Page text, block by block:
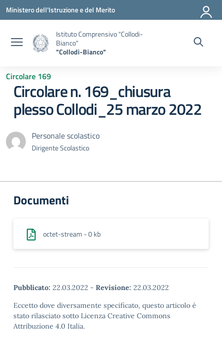
Vai ai contenuti
Vai al menu di navigazione
Vai al footer
Ministero dell'Istruzione e del Merito
Istituto Comprensivo "Collodi-
Bianco"
"Collodi-Bianco"
Circolare 169
Circolare n. 169_chiusura
plesso Collodi_25 marzo 2022
Personale scolastico
Dirigente Scolastico
Documenti
octet-stream - 0 kb
Pubblicato: 22.03.2022 - Revisione: 22.03.2022
Eccetto dove diversamente specificato, questo articolo è
stato rilasciato sotto Licenza Creative Commons
Attribuzione 4.0 Italia.